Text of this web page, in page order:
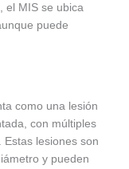
el MIS se ubica
puede
como una lesión
con múltiples
lesiones son
y pueden